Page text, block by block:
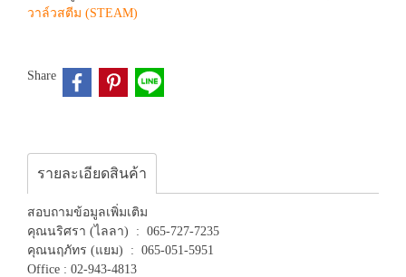
วาล์วสตีม (STEAM)
Share
รายละเอียดสินค้า
สอบถามข้อมูลเพิ่มเติม
คุณนริศรา (ไลลา) : 065-727-7235
คุณนฤภัทร (แยม) : 065-051-5951
Office : 02-943-4813